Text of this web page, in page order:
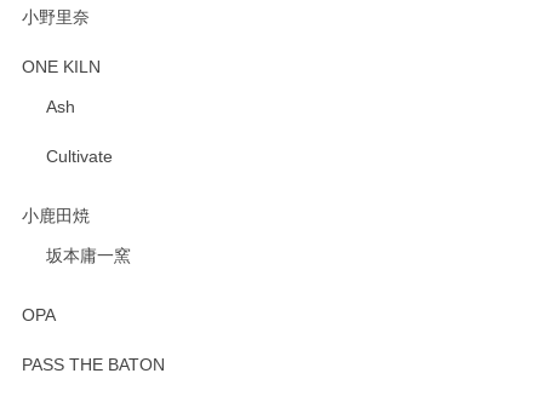
小野里奈
ONE KILN
Ash
Cultivate
小鹿田焼
坂本庸一窯
OPA
PASS THE BATON